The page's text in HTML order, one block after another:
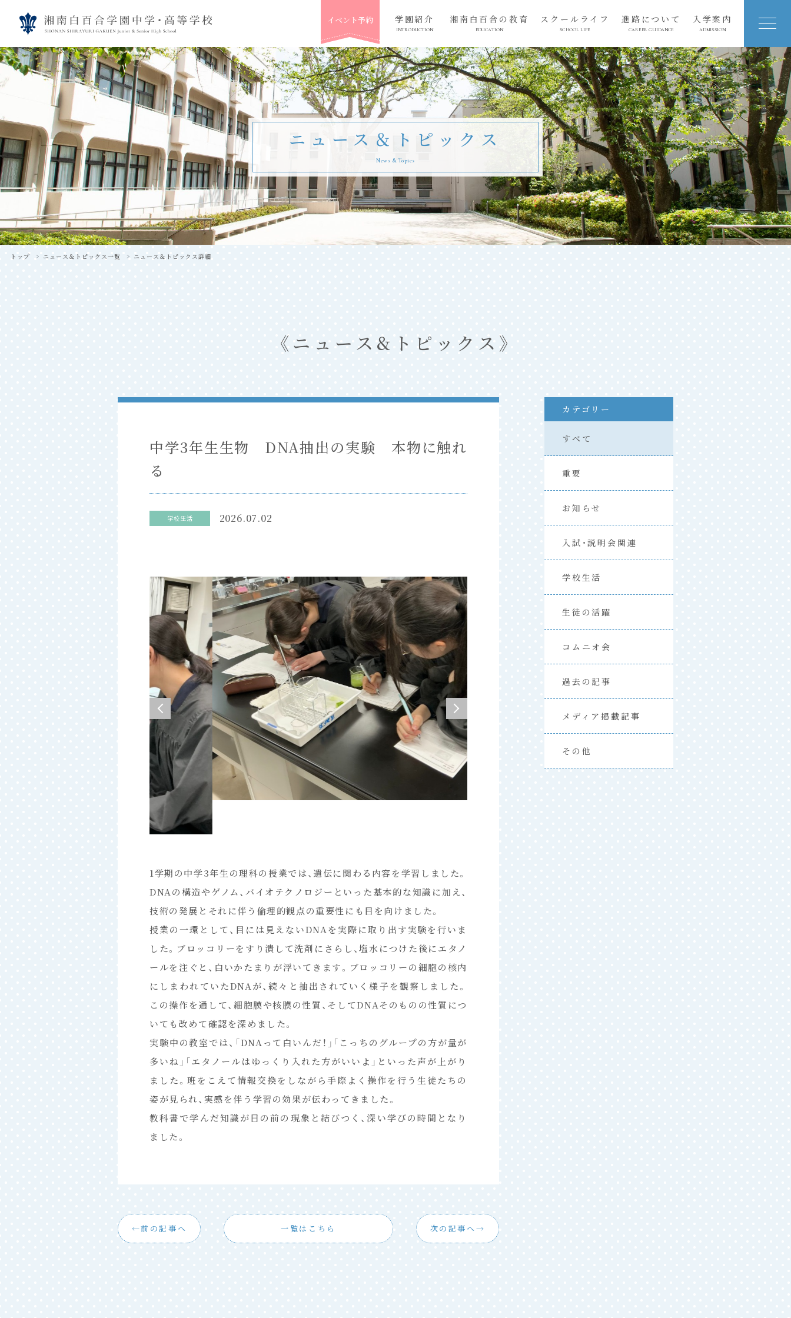
イベント予約 学園紹介
INTRODUCTION
湘南白百合の教育
EDUCATION
スクールライフ
SCHOOL LIFE
進路について
CAREER GUIDANCE
入学案内
ADMISSION
ニュース＆トピックス
News & Topics
トップ ニュース＆トピックス一覧 ニュース＆トピックス詳細
ニュース&トピックス
学校生活 2026.07.02
中学3年生生物 DNA抽出の実験 本物に触れ
る
1学期の中学3年生の理科の授業では、遺伝に関わる内容を学習しました。
DNAの構造やゲノム、バイオテクノロジーといった基本的な知識に加え、
技術の発展とそれに伴う倫理的観点の重要性にも目を向けました。
授業の一環として、目には見えないDNAを実際に取り出す実験を行いま
した。ブロッコリーをすり潰して洗剤にさらし、塩水につけた後にエタノ
ールを注ぐと、白いかたまりが浮いてきます。ブロッコリーの細胞の核内
にしまわれていたDNAが、続々と抽出されていく様子を観察しました。
この操作を通して、細胞膜や核膜の性質、そしてDNAそのものの性質につ
いても改めて確認を深めました。
実験中の教室では、「DNAって白いんだ！」「こっちのグループの方が量が
多いね」「エタノールはゆっくり入れた方がいいよ」といった声が上がり
ました。班をこえて情報交換をしながら手際よく操作を行う生徒たちの
姿が見られ、実感を伴う学習の効果が伝わってきました。
教科書で学んだ知識が目の前の現象と結びつく、深い学びの時間となり
ました。
前の記事へ 次の記事へ
一覧はこちら
カテゴリー
すべて
重要
お知らせ
入試・説明会関連
学校生活
生徒の活躍
コムニオ会
過去の記事
メディア掲載記事
その他